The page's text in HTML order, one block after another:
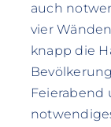
auch
vier
knapp die
Feierabend